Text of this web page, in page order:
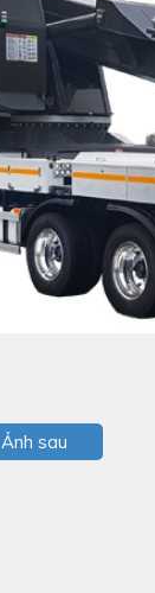
Ảnh sau